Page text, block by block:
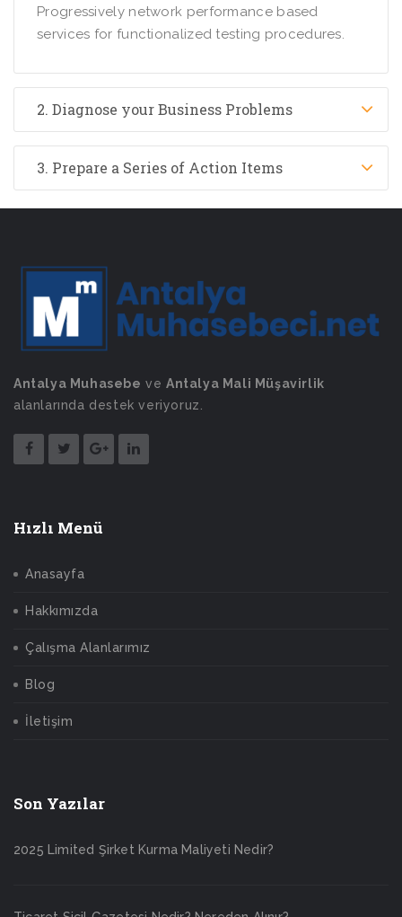
Progressively network performance based
services for functionalized testing procedures.
2. Diagnose your Business Problems
3. Prepare a Series of Action Items
Antalya Muhasebe veAntalya Mali Müşavirlik
alanlarında destek veriyoruz.
Hızlı Menü
Anasayfa
Hakkımızda
Çalışma Alanlarımız
Blog
İletişim
Son Yazılar
2025 Limited Şirket Kurma Maliyeti Nedir?